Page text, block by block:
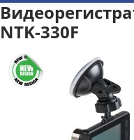
NTK-330F